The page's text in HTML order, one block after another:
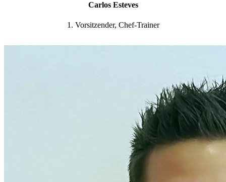
Carlos Esteves
1. Vorsitzender, Chef-Trainer